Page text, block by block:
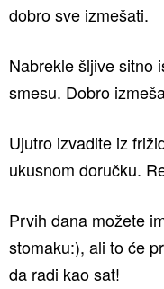
dobro sve izmešati.
Nabrekle šljive sitno
smesu. Dobro
Ujutro izvadite iz
ukusnom doručku.
Prvih dana možete
stomaku:), ali to će
da radi kao sat!